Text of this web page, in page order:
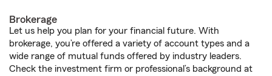
Brokerage
Let us help you plan for your financial future. With
brokerage, you’re offered a variety of account types and a
wide range of mutual funds offered by industry leaders.
Check the investment firm or professional’s background at